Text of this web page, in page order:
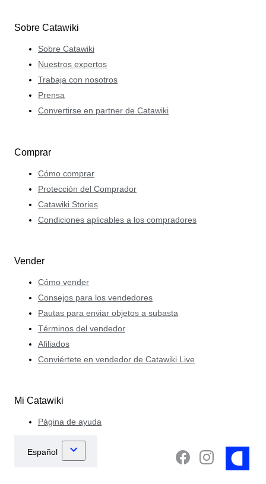
Sobre Catawiki
Sobre Catawiki
Nuestros expertos
Trabaja con nosotros
Prensa
Convertirse en partner de Catawiki
Comprar
Cómo comprar
Protección del Comprador
Catawiki Stories
Condiciones aplicables a los compradores
Vender
Cómo vender
Consejos para los vendedores
Pautas para enviar objetos a subasta
Términos del vendedor
Afiliados
Conviértete en vendedor de Catawiki Live
Mi Catawiki
Página de ayuda